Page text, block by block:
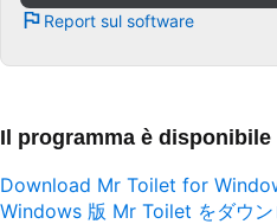
Report sul software
Il programma è
Download Mr Toilet for
Windows 版 Mr Toilet をダウン